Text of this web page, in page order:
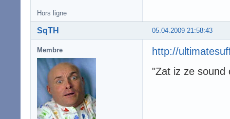
Hors ligne
05.04.2009 21:58:43
SqTH
Membre
http://
"Zat iz ze sound